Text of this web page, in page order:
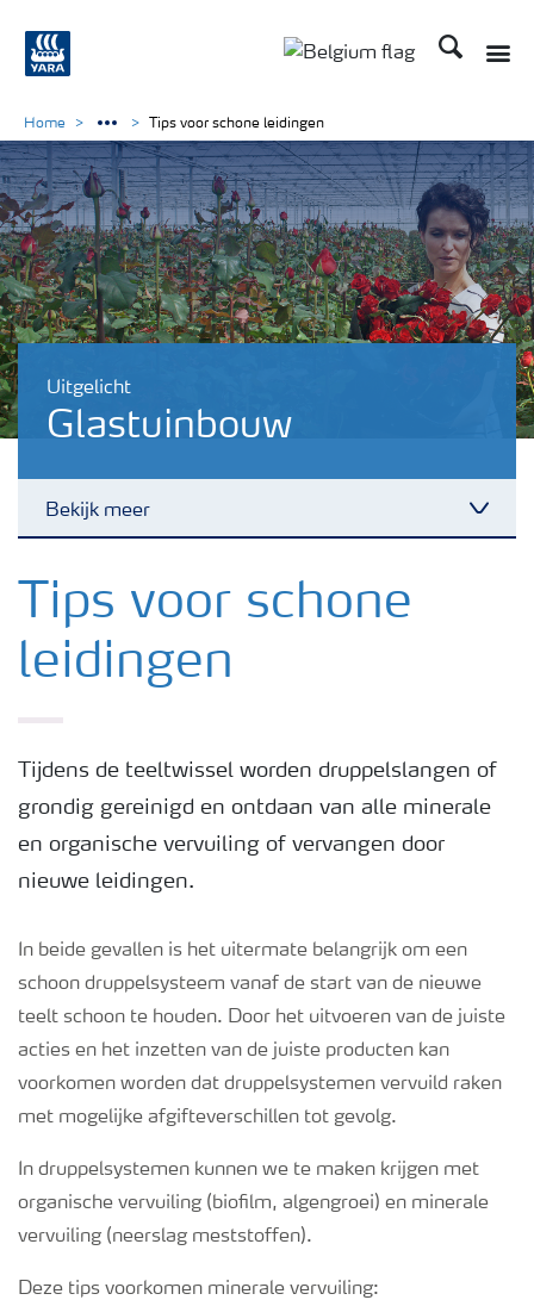
Zoek op
Uitgelicht
Glastuinbouw
Bekijk meer
Nieuwsbrieven
Gewassen
Toolbox
Grow the future
Meststoffen veiligheid
Podcasts
Webinars
Home Tips voor schone leidingen
Tips voor schone
leidingen
Tijdens de teeltwissel worden druppelslangen of
grondig gereinigd en ontdaan van alle minerale
en organische vervuiling of vervangen door
nieuwe leidingen.
In beide gevallen is het uitermate belangrijk om een
schoon druppelsysteem vanaf de start van de nieuwe
teelt schoon te houden. Door het uitvoeren van de juiste
acties en het inzetten van de juiste producten kan
voorkomen worden dat druppelsystemen vervuild raken
met mogelijke afgifteverschillen tot gevolg.
In druppelsystemen kunnen we te maken krijgen met
organische vervuiling (biofilm, algengroei) en minerale
vervuiling (neerslag meststoffen).
Deze tips voorkomen minerale vervuiling: